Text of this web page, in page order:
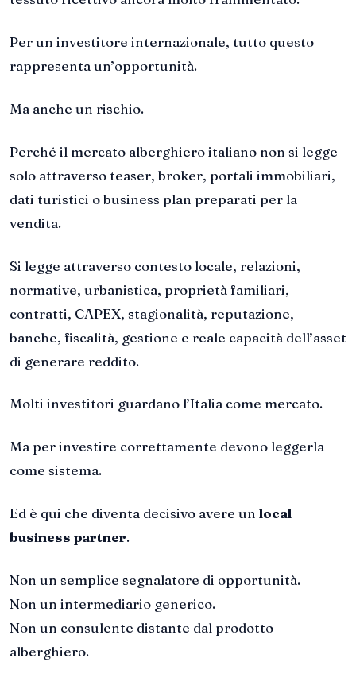
Per un investitore internazionale, tutto questo
rappresenta un’opportunità.
Ma anche un rischio.
Perché il mercato alberghiero italiano non si legge
solo attraverso teaser, broker, portali immobiliari,
dati turistici o business plan preparati per la
vendita.
Si legge attraverso contesto locale, relazioni,
normative, urbanistica, proprietà familiari,
contratti, CAPEX, stagionalità, reputazione,
banche, fiscalità, gestione e reale capacità dell’asset
di generare reddito.
Molti investitori guardano l’Italia come mercato.
Ma per investire correttamente devono leggerla
come sistema.
Ed è qui che diventa decisivo avere un local
business partner.
Non un semplice segnalatore di opportunità.
Non un intermediario generico.
Non un consulente distante dal prodotto
alberghiero.